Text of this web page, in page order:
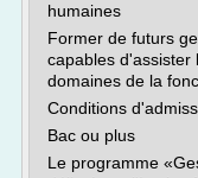
humaines
Former de futurs
capables d'assister
domaines de la
Conditions
Bac ou plus
Le programme